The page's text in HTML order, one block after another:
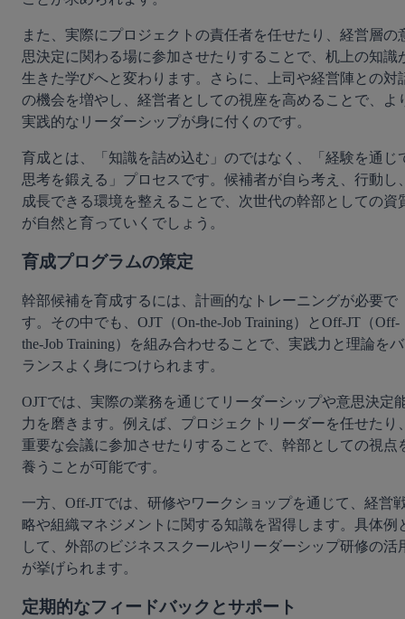
また、実際にプロジェクトの責任者を任せたり、経営層の
思決定に関わる場に参加させたりすることで、机上の知識
生きた学びへと変わります。さらに、上司や経営陣との対
の機会を増やし、経営者としての視座を高めることで、よ
実践的なリーダーシップが身に付くのです。
育成とは、「知識を詰め込む」のではなく、「経験を通じ
思考を鍛える」プロセスです。候補者が自ら考え、行動し
成長できる環境を整えることで、次世代の幹部としての資
が自然と育っていくでしょう。
育成プログラムの策定
幹部候補を育成するには、計画的なトレーニングが必要で
す。その中でも、OJT（On-the-Job Training）とOff-JT（Off-
the-Job Training）を組み合わせることで、実践力と理論をバ
ランスよく身につけられます。
OJTでは、実際の業務を通じてリーダーシップや意思決定
力を磨きます。例えば、プロジェクトリーダーを任せたり
重要な会議に参加させたりすることで、幹部としての視点
養うことが可能です。
一方、Off-JTでは、研修やワークショップを通じて、経営
略や組織マネジメントに関する知識を習得します。具体例
して、外部のビジネススクールやリーダーシップ研修の活
が挙げられます。
定期的なフィードバックとサポート